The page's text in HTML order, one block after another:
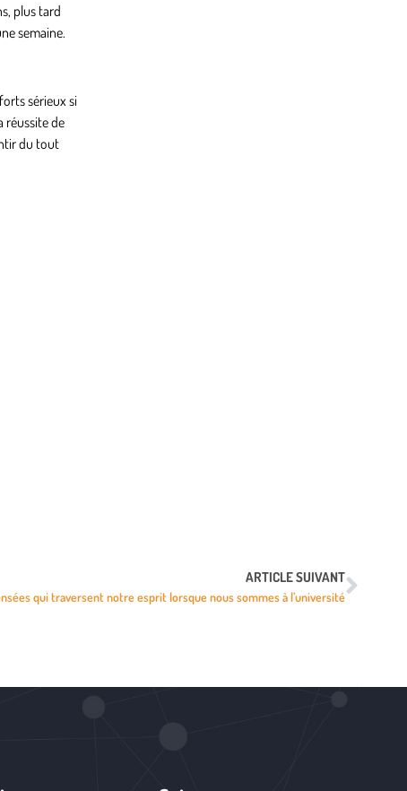
plus tard
semaine.
sérieux si
réussite de
du tout
ARTICLE SUIVANT
qui traversent notre esprit lorsque nous sommes à l’université